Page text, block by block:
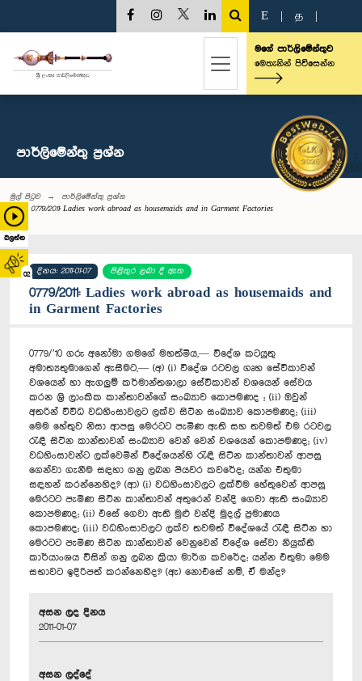
බලන්න
02
E த
මගේ පාර්ලිමේන්තුව
මෙතැනින් පිවිසෙන්න
පාර්ලි‌මේන්තු‌ ප්‍රශ්න
මුල් පිටුව
පාර්ලි‌මේන්තු‌ ප්‍රශ්න
0779/2011: Ladies work abroad as housemaids and in Garment Factories
දිනය: 2011-01-07 පිළිතුර ලබා දී ඇත
0779/2011: Ladies work abroad as housemaids and
in Garment Factories
0779/’10 ගරු අනෝමා ගමගේ මහත්මිය,— විදේශ කටයුතු
අමාත්‍යතුමාගෙන් ඇසීමට,— (අ) (i) විදේශ රටවල ගෘහ සේවිකාවන්
වශයෙන් හා ඇගලුම් කර්මාන්තශාලා සේවිකාවන් වශයෙන් සේවය
කරන ශ්‍රි ලාංකික කාන්තාවන්ගේ සංඛ්‍යාව කොපමණද ; (ii) ඔවුන්
අතරින් විවිධ වධහිංසාවලට ලක්ව සිටින සංඛ්‍යාව ‍කොපමණද; (iii)
මෙම හේතුව නිසා ආපසු මෙරටට පැමිණ ඇති සහ තවමත් එම රටවල
රැඳී සිටින කාන්තාවන් සංඛ්‍යාව වෙන් වෙන් වශයෙන් කොපමණද; (iv)
වධහිංසාවන්ට ලක්වෙමින් විදේශයන්හි රැඳී සිටින කාන්තාවන් ආපසු
ගෙන්වා ගැනීම සඳහා ගනු ලබන පියවර කවරේද; යන්න එතුමා
සඳහන් කරන්නෙහිද? (ආ) (i) වධහිංසාවලට ලක්වීම හේතුවෙන් ආපසු
මෙරටට පැමිණ සිටින කාන්තාවන් අතුරෙන් වන්දි ගෙවා ඇති සංඛ්‍යාව
කොපමණද; (ii) එසේ ගෙවා ඇති මුළු වන්දි මුදල් ප්‍රමාණය
කොපමණද; (iii) වධහිංසාවලට ලක්ව තවමත් විදේශයේ රැඳී සිටින හා
මෙරටට පැමිණ සිටින කාන්තාවන් වෙනුවෙන් විදේශ සේවා නියුක්ති
කාර්යාංශය විසින් ගනු ලබන ක්‍රියා මාර්ග කවරේද; යන්න එතුමා මෙම
සභාවට ඉදිරිපත් කරන්නෙහිද? (ඇ) නොඑසේ නම්, ඒ මන්ද?
අසන ලද දිනය
2011-01-07
අසන ලද්දේ